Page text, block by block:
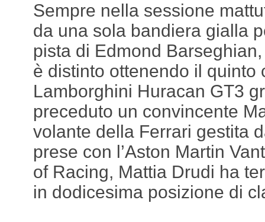
Sempre nella sessione
da una sola bandiera gialla
pista di Edmond
è distinto ottenendo il quinto
Lamborghini Huracan GT3
preceduto un convincente
volante della Ferrari gestita
prese con l’Aston Martin
of Racing, Mattia Drudi ha
in dodicesima posizione di